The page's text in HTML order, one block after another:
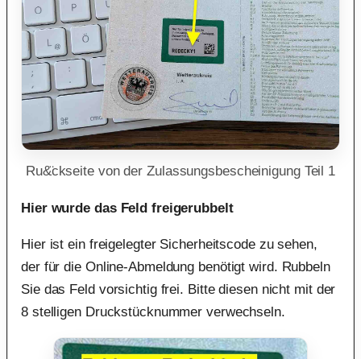
Ru&̈ckseite von der Zulassungsbescheinigung Teil 1
Hier wurde das Feld freigerubbelt
Hier ist ein freigelegter Sicherheitscode zu sehen,
der für die Online-Abmeldung benötigt wird. Rubbeln
Sie das Feld vorsichtig frei. Bitte diesen nicht mit der
8 stelligen Druckstücknummer verwechseln.